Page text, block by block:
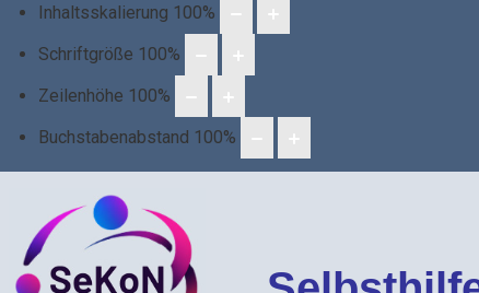
Inhaltsskalierung 100%
Schriftgröße 100%
Zeilenhöhe 100%
Buchstabenabstand 100%